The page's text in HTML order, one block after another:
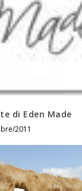
di Eden Made
2011